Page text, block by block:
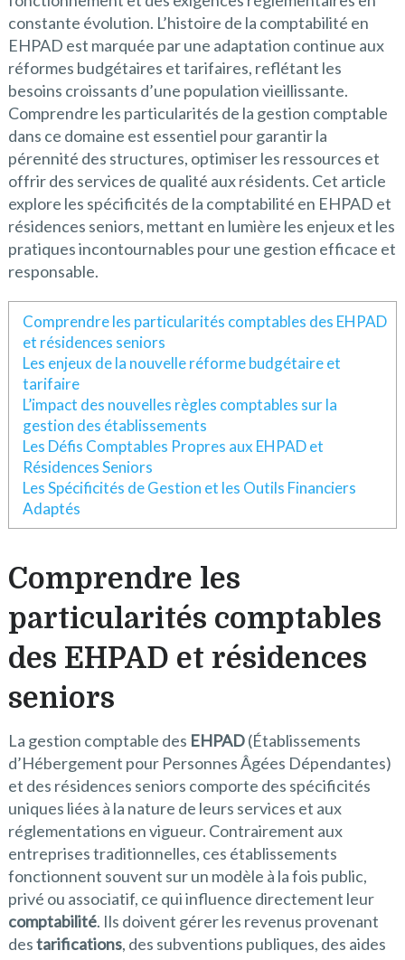
constante évolution. L’histoire de la comptabilité en
EHPAD est marquée par une adaptation continue aux
réformes budgétaires et tarifaires, reflétant les
besoins croissants d’une population vieillissante.
Comprendre les particularités de la gestion comptable
dans ce domaine est essentiel pour garantir la
pérennité des structures, optimiser les ressources et
offrir des services de qualité aux résidents. Cet article
explore les spécificités de la comptabilité en EHPAD et
résidences seniors, mettant en lumière les enjeux et les
pratiques incontournables pour une gestion efficace et
responsable.
Comprendre les particularités comptables des EHPAD
et résidences seniors
Les enjeux de la nouvelle réforme budgétaire et
tarifaire
L’impact des nouvelles règles comptables sur la
gestion des établissements
Les Défis Comptables Propres aux EHPAD et
Résidences Seniors
Les Spécificités de Gestion et les Outils Financiers
Adaptés
Comprendre les
particularités comptables
des EHPAD et résidences
seniors
La gestion comptable des EHPAD(Établissements
d’Hébergement pour Personnes Âgées Dépendantes)
et des résidences seniors comporte des spécificités
uniques liées à la nature de leurs services et aux
réglementations en vigueur. Contrairement aux
entreprises traditionnelles, ces établissements
fonctionnent souvent sur un modèle à la fois public,
privé ou associatif, ce qui influence directement leur
comptabilité. Ils doivent gérer les revenus provenant
destarifications, des subventions publiques, des aides